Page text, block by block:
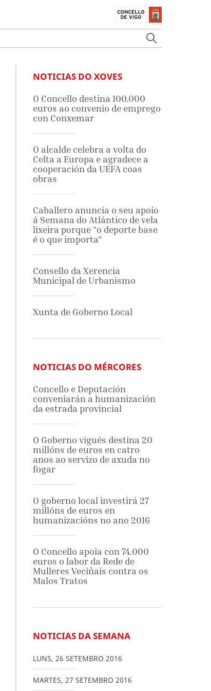
NOTICIAS DO XOVES
O Concello destina 100.000
euros ao convenio de emprego
con Conxemar
O alcalde celebra a volta do
Celta a Europa e agradece a
cooperación da UEFA coas
obras
Caballero anuncia o seu apoio
á Semana do Atlántico de vela
lixeira porque "o deporte base
é o que importa"
Consello da Xerencia
Municipal de Urbanismo
Xunta de Goberno Local
NOTICIAS DO MÉRCORES
Concello e Deputación
conveniarán a humanización
da estrada provincial
O Goberno vigués destina 20
millóns de euros en catro
anos ao servizo de axuda no
fogar
O goberno local investirá 27
millóns de euros en
humanizacións no ano 2016
O Concello apoia con 74.000
euros o labor da Rede de
Mulleres Veciñais contra os
Malos Tratos
NOTICIAS DA SEMANA
LUNS, 26 SETEMBRO 2016
MARTES, 27 SETEMBRO 2016